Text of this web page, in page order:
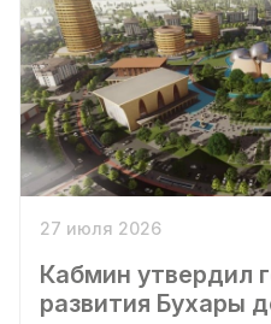
27 июля 2026
Кабмин утвердил
развития Бухары